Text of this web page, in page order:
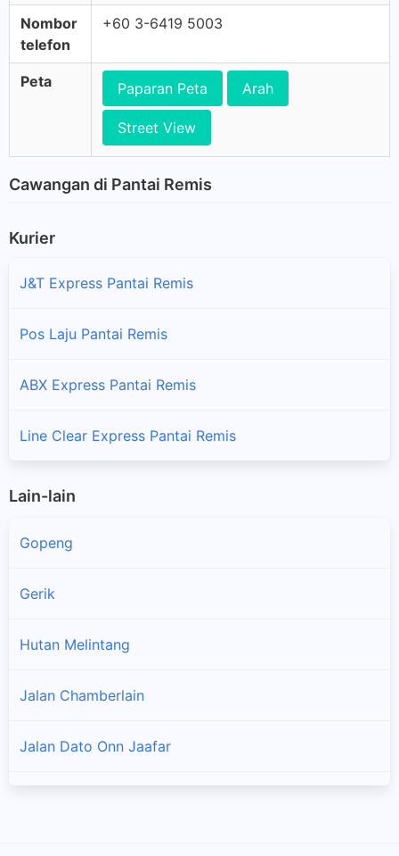
Nombor
telefon
+60 3-6419 5003
Peta Paparan Peta Arah
Street View
Cawangan di Pantai Remis
Kurier
J&T Express Pantai Remis
Pos Laju Pantai Remis
ABX Express Pantai Remis
Line Clear Express Pantai Remis
Lain-lain
Gopeng
Gerik
Hutan Melintang
Jalan Chamberlain
Jalan Dato Onn Jaafar